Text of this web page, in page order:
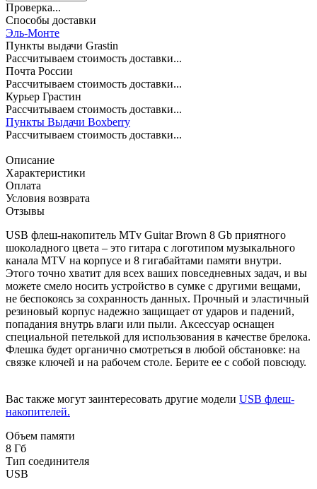
Проверка...
Способы доставки
Эль-Монте
Пункты выдачи Grastin
Рассчитываем стоимость доставки...
Почта России
Рассчитываем стоимость доставки...
Курьер Грастин
Рассчитываем стоимость доставки...
Пункты Выдачи Boxberry
Рассчитываем стоимость доставки...
Описание
Характеристики
Оплата
Условия возврата
Отзывы
USB флеш-накопитель MTv Guitar Brown 8 Gb приятного
шоколадного цвета – это гитара с логотипом музыкального
канала MTV на корпусе и 8 гигабайтами памяти внутри.
Этого точно хватит для всех ваших повседневных задач, и вы
можете смело носить устройство в сумке с другими вещами,
не беспокоясь за сохранность данных. Прочный и эластичный
резиновый корпус надежно защищает от ударов и падений,
попадания внутрь влаги или пыли. Аксессуар оснащен
специальной петелькой для использования в качестве брелока.
Флешка будет органично смотреться в любой обстановке: на
связке ключей и на рабочем столе. Берите ее с собой повсюду.
Вас также могут заинтересовать другие модели USB флеш-
накопителей.
Объем памяти
8 Гб
Тип соединителя
USB